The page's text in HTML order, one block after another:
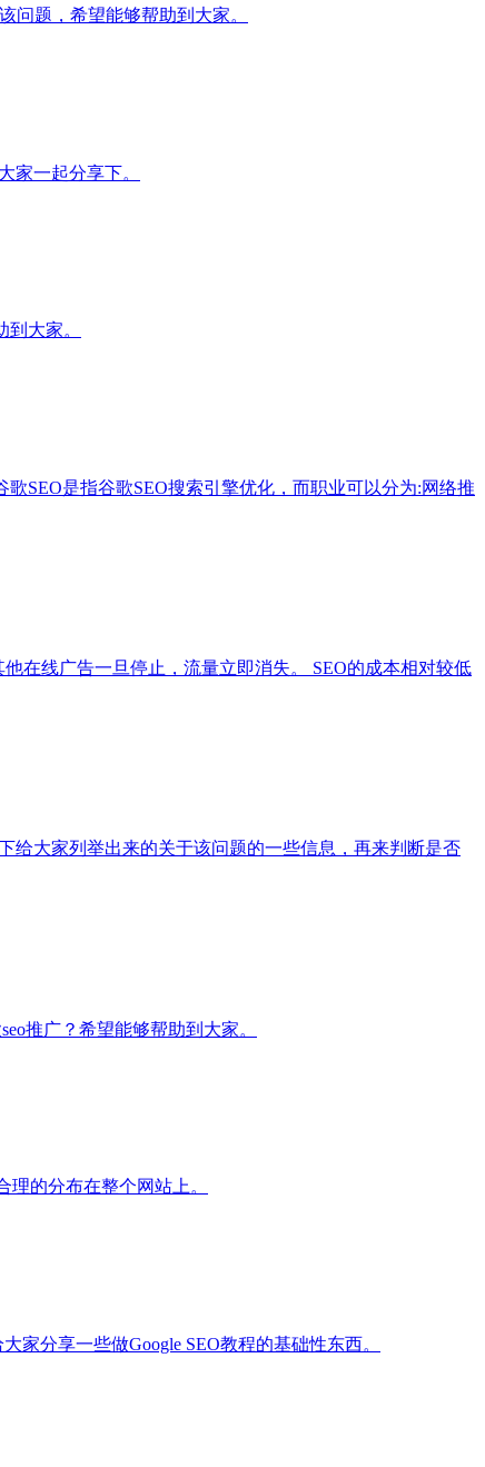
问题，希望能够帮助到大家。
家一起分享下。
大家。
SEO是指谷歌SEO搜索引擎优化，而职业可以分为:网络推
在线广告一旦停止，流量立即消失。 SEO的成本相对较低
给大家列举出来的关于该问题的一些信息，再来判断是否
推广？希望能够帮助到大家。
的分布在整个网站上。
分享一些做Google SEO教程的基础性东西。